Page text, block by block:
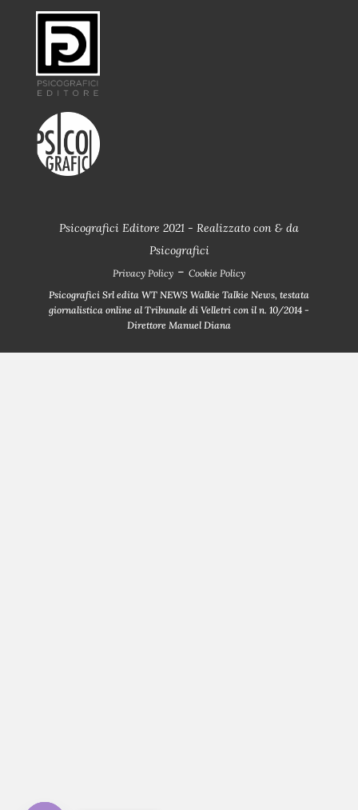
Psicografici Editore 2021 - Realizzato con & da
Psicografici
Privacy Policy - Cookie Policy
Psicografici Srl edita WT NEWS Walkie Talkie News, testata
giornalistica online al Tribunale di Velletri con il n. 10/2014 -
Direttore Manuel Diana